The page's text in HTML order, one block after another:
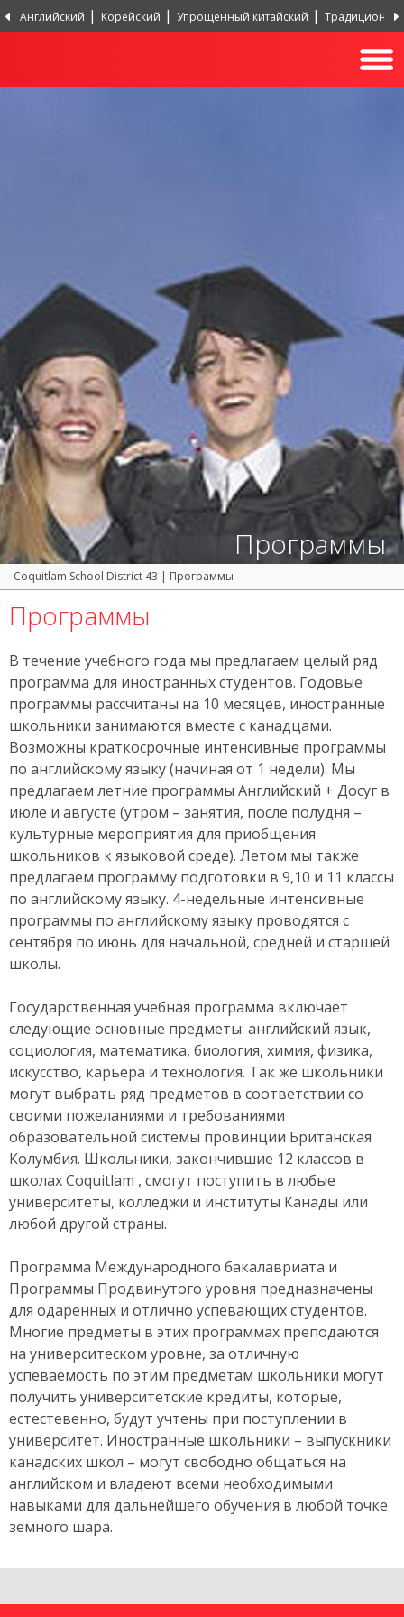
Английский Корейский Упрощенный китайский
Программы
Coquitlam School District 43 | Программы
Программы
В течение учебного года мы предлагаем целый ряд
программа для иностранных студентов. Годовые
программы рассчитаны на 10 месяцев, иностранные
школьники занимаются вместе с канадцами.
Возможны краткосрочные интенсивные программы
по английскому языку (начиная от 1 недели). Мы
предлагаем летние программы Английский + Досуг в
июле и августе (утром – занятия, после полудня –
культурные мероприятия для приобщения
школьников к языковой среде). Летом мы также
предлагаем программу подготовки в 9,10 и 11 классы
по английскому языку. 4-недельные интенсивные
программы по английскому языку проводятся с
сентября по июнь для начальной, средней и старшей
школы.
Государственная учебная программа включает
следующие основные предметы: английский язык,
социология, математика, биология, химия, физика,
искусство, карьера и технология. Так же школьники
могут выбрать ряд предметов в соответствии со
своими пожеланиями и требованиями
образовательной системы провинции Британская
Колумбия. Школьники, закончившие 12 классов в
школах Coquitlam , смогут поступить в любые
университеты, колледжи и институты Канады или
любой другой страны.
Программа Международного бакалавриата и
Программы Продвинутого уровня предназначены
для одаренных и отлично успевающих студентов.
Многие предметы в этих программах преподаются
на университеском уровне, за отличную
успеваемость по этим предметам школьники могут
получить университетские кредиты, которые,
естестевенно, будут учтены при поступлении в
университет. Иностранные школьники – выпускники
канадских школ – могут свободно общаться на
английском и владеют всеми необходимыми
навыками для дальнейшего обучения в любой точке
земного шара.